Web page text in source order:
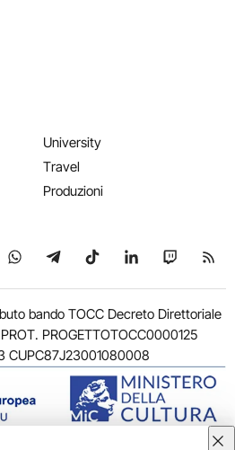
University
Travel
Produzioni
su YouTube
Seguici su WhatsApp
Seguici su Telegram
Seguici su TikTok
Seguici su
Seguici
bando TOCC Decreto Direttoriale
PROGETTOTOCC0000125
CUPC87J23001080008